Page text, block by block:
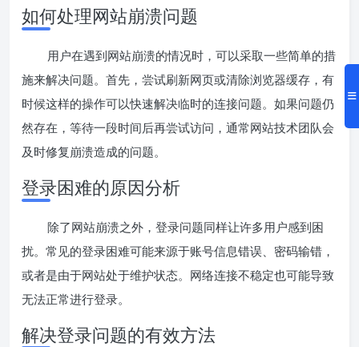
如何处理网站崩溃问题
用户在遇到网站崩溃的情况时，可以采取一些简单的措
施来解决问题。首先，尝试刷新网页或清除浏览器缓存，有
时候这样的操作可以快速解决临时的连接问题。如果问题仍
然存在，等待一段时间后再尝试访问，通常网站技术团队会
及时修复崩溃造成的问题。
登录困难的原因分析
除了网站崩溃之外，登录问题同样让许多用户感到困
扰。常见的登录困难可能来源于账号信息错误、密码输错，
或者是由于网站处于维护状态。网络连接不稳定也可能导致
无法正常进行登录。
解决登录问题的有效方法